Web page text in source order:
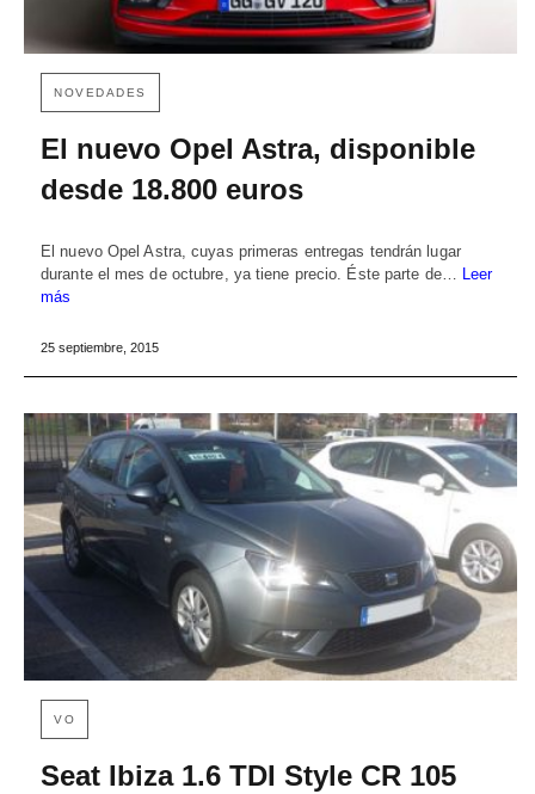
NOVEDADES
El nuevo Opel Astra, disponible
desde 18.800 euros
El nuevo Opel Astra, cuyas primeras entregas tendrán lugar
durante el mes de octubre, ya tiene precio. Éste parte de…
Leer
más
25 septiembre, 2015
VO
Seat Ibiza 1.6 TDI Style CR 105